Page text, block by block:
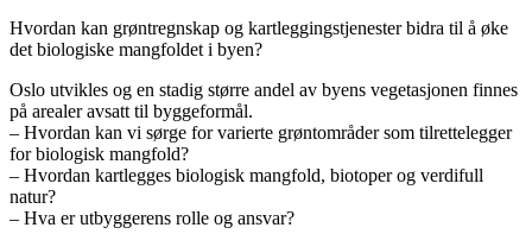
Hvordan kan grøntregnskap og kartleggingstjenester bidra til å øke
det biologiske mangfoldet i byen?
Oslo utvikles og en stadig større andel av byens vegetasjonen finnes
på arealer avsatt til byggeformål.
– Hvordan kan vi sørge for varierte grøntområder som tilrettelegger
for biologisk mangfold?
– Hvordan kartlegges biologisk mangfold, biotoper og verdifull
natur?
– Hva er utbyggerens rolle og ansvar?